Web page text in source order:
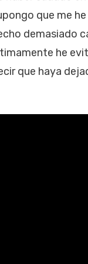
que me
demasiado
he
que haya